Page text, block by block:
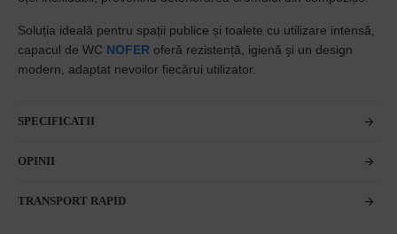
Soluția ideală pentru spații publice și toalete cu utilizare intensă,
capacul de WC NOFER oferă rezistență, igienă și un design
modern, adaptat nevoilor fiecărui utilizator.
SPECIFICATII
OPINII
TRANSPORT RAPID